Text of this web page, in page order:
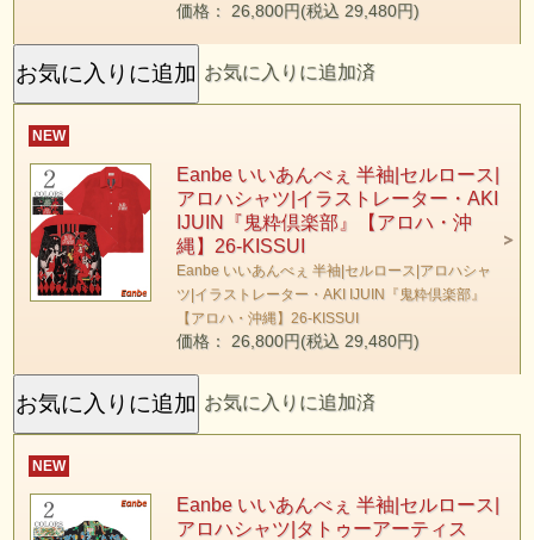
価格： 26,800円(税込 29,480円)
お気に入りに追加済
NEW
Eanbe いいあんべぇ 半袖|セルロース|
アロハシャツ|イラストレーター・AKI
IJUIN『鬼粋倶楽部』【アロハ・沖
縄】26-KISSUI
Eanbe いいあんべぇ 半袖|セルロース|アロハシャ
ツ|イラストレーター・AKI IJUIN『鬼粋倶楽部』
【アロハ・沖縄】26-KISSUI
価格： 26,800円(税込 29,480円)
お気に入りに追加済
NEW
Eanbe いいあんべぇ 半袖|セルロース|
アロハシャツ|タトゥーアーティス